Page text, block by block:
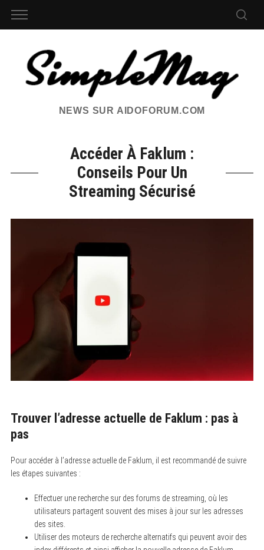
NEWS SUR AIDOFORUM.COM
Accéder À Faklum :
Conseils Pour Un
Streaming Sécurisé
Trouver l’adresse actuelle de Faklum : pas à
pas
Pour accéder à l’adresse actuelle de Faklum, il est recommandé de suivre
les étapes suivantes :
Effectuer une recherche sur des forums de streaming, où les
utilisateurs partagent souvent des mises à jour sur les adresses
des sites.
Utiliser des moteurs de recherche alternatifs qui peuvent avoir des